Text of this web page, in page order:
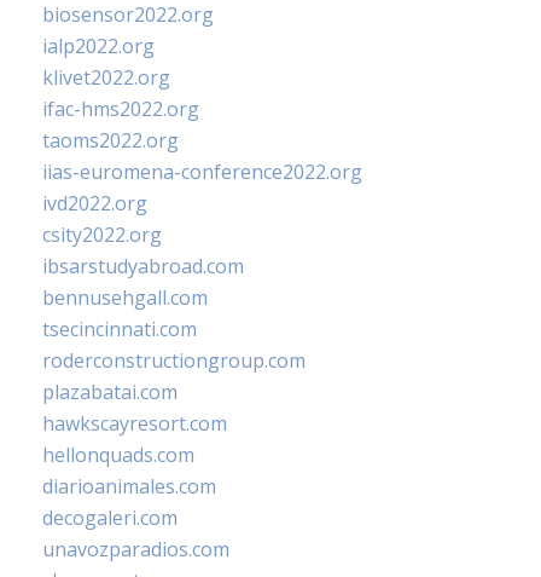
biosensor2022.org
ialp2022.org
klivet2022.org
ifac-hms2022.org
taoms2022.org
iias-euromena-conference2022.org
ivd2022.org
csity2022.org
ibsarstudyabroad.com
bennusehgall.com
tsecincinnati.com
roderconstructiongroup.com
plazabatai.com
hawkscayresort.com
hellonquads.com
diarioanimales.com
decogaleri.com
unavozparadios.com